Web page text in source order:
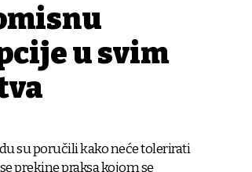
u svim
su poručili kako neće tolerirati
prekine praksa kojom se